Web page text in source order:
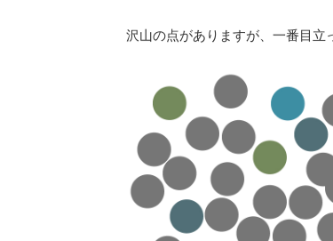
沢山の点がありますが、一番目立